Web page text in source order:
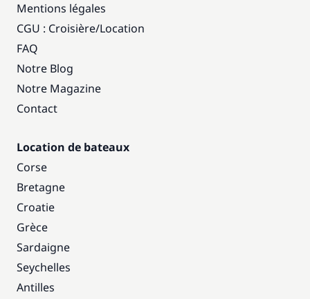
Mentions légales
CGU : Croisière/Location
FAQ
Notre Blog
Notre Magazine
Contact
Location de bateaux
Corse
Bretagne
Croatie
Grèce
Sardaigne
Seychelles
Antilles